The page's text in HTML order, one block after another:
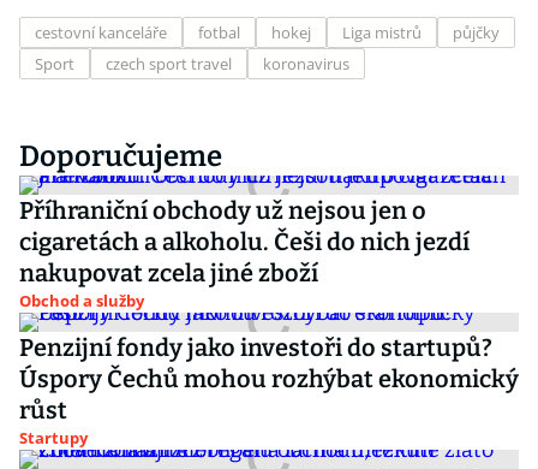
cestovní kanceláře fotbal hokej Liga mistrů
půjčky
Sport
czech sport travel koronavirus
Doporučujeme
Příhraniční obchody už nejsou jen o
cigaretách a alkoholu. Češi do nich jezdí
nakupovat zcela jiné zboží
Obchod a služby
Penzijní fondy jako investoři do startupů?
Úspory Čechů mohou rozhýbat ekonomický
růst
Startupy